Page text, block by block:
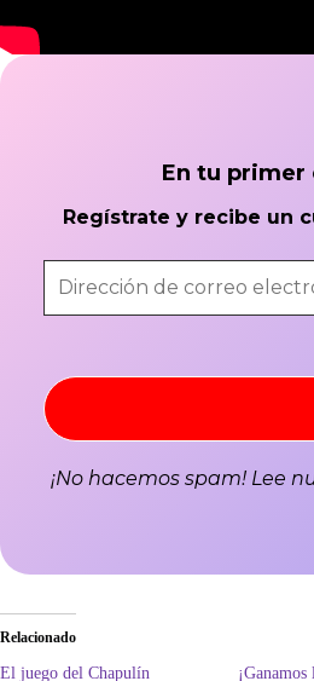
En tu primer
Regístrate y recibe un
¡No hacemos spam! Lee
Relacionado
El juego del Chapulín